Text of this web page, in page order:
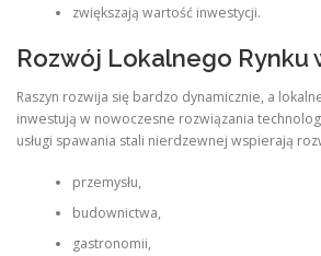
zwiększają wartość inwestycji.
Rozwój Lokalnego Rynku
Raszyn rozwija się bardzo dynamicznie, a
inwestują w nowoczesne rozwiązania
usługi spawania stali nierdzewnej wspierają
przemysłu,
budownictwa,
gastronomii,